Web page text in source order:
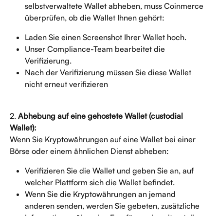
selbstverwaltete Wallet abheben, muss Coinmerce
überprüfen, ob die Wallet Ihnen gehört:
Laden Sie einen Screenshot Ihrer Wallet hoch.
Unser Compliance-Team bearbeitet die
Verifizierung.
Nach der Verifizierung müssen Sie diese Wallet
nicht erneut verifizieren
2. Abhebung auf eine gehostete Wallet (custodial
Wallet):
Wenn Sie Kryptowährungen auf eine Wallet bei einer
Börse oder einem ähnlichen Dienst abheben:
Verifizieren Sie die Wallet und geben Sie an, auf
welcher Plattform sich die Wallet befindet.
Wenn Sie die Kryptowährungen an jemand
anderen senden, werden Sie gebeten, zusätzliche